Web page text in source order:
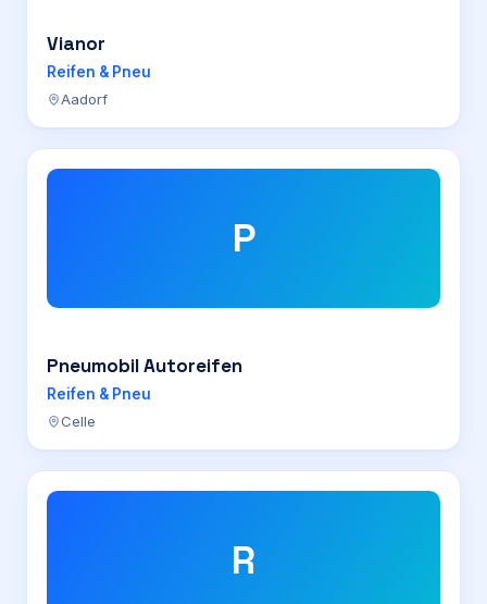
Vianor
Reifen & Pneu
Aadorf
P
Pneumobil Autoreifen
Reifen & Pneu
Celle
R